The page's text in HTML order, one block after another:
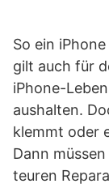
So ein
gilt auch für
iPhone-
aushalten.
klemmt oder
Dann
teuren